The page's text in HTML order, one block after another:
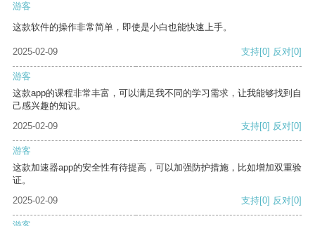
游客
这款软件的操作非常简单，即使是小白也能快速上手。
2025-02-09 支持[0] 反对[0]
游客
这款app的课程非常丰富，可以满足我不同的学习需求，让我能够找到自
己感兴趣的知识。
2025-02-09
支持[0] 反对[0]
游客
这款加速器app的安全性有待提高，可以加强防护措施，比如增加双重验
证。
2025-02-09
支持[0] 反对[0]